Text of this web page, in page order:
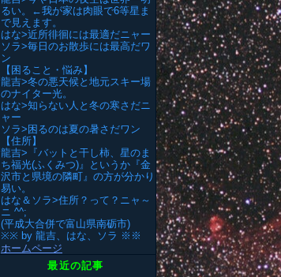
るい。←我が家は肉眼で6等星ま
で見えます。
はな>近所徘徊には最適だニャー
ソラ>毎日のお散歩には最高だワ
ン
【困ること・悩み】
龍吉>冬の悪天候と地元スキー場
のナイター光。
はな>知らない人と冬の寒さだニ
ャー
ソラ>困るのは夏の暑さだワン
【住所】
龍吉>『バットと干し柿、星のま
ち福光(ふくみつ)』というか『金
沢市と県境の隣町』の方が分かり
易い。
はな＆ソラ>住所？って？ニャ～
ニ ^^;
(平成大合併で富山県南砺市)
※※ by 龍吉、はな、ソラ ※※
ホームページ
最近の記事